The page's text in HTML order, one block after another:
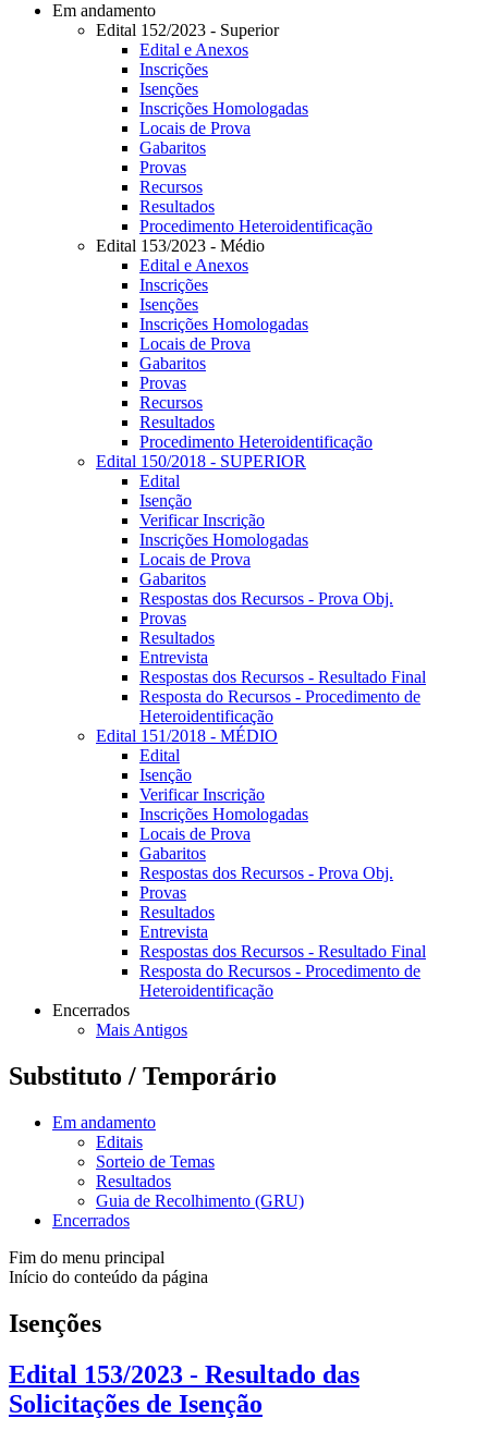
Em andamento
Edital 152/2023 - Superior
Edital e Anexos
Inscrições
Isenções
Inscrições Homologadas
Locais de Prova
Gabaritos
Provas
Recursos
Resultados
Procedimento Heteroidentificação
Edital 153/2023 - Médio
Edital e Anexos
Inscrições
Isenções
Inscrições Homologadas
Locais de Prova
Gabaritos
Provas
Recursos
Resultados
Procedimento Heteroidentificação
Edital 150/2018 - SUPERIOR
Edital
Isenção
Verificar Inscrição
Inscrições Homologadas
Locais de Prova
Gabaritos
Respostas dos Recursos - Prova Obj.
Provas
Resultados
Entrevista
Respostas dos Recursos - Resultado Final
Resposta do Recursos - Procedimento de
Heteroidentificação
Edital 151/2018 - MÉDIO
Edital
Isenção
Verificar Inscrição
Inscrições Homologadas
Locais de Prova
Gabaritos
Respostas dos Recursos - Prova Obj.
Provas
Resultados
Entrevista
Respostas dos Recursos - Resultado Final
Resposta do Recursos - Procedimento de
Heteroidentificação
Encerrados
Mais Antigos
Substituto / Temporário
Em andamento
Editais
Sorteio de Temas
Resultados
Guia de Recolhimento (GRU)
Encerrados
Fim do menu principal
Início do conteúdo da página
Isenções
Edital 153/2023 - Resultado das
Solicitações de Isenção